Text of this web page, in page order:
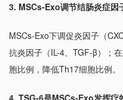
3. MSCs-Exo调节结肠炎症因
MSCs-Exo下调促炎因子（
抗炎因子（IL-4、TGF-β）；
胞比例，降低Th17细胞比例。